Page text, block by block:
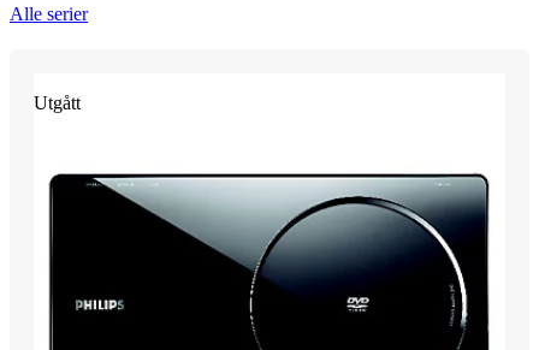
Alle serier
Utgått